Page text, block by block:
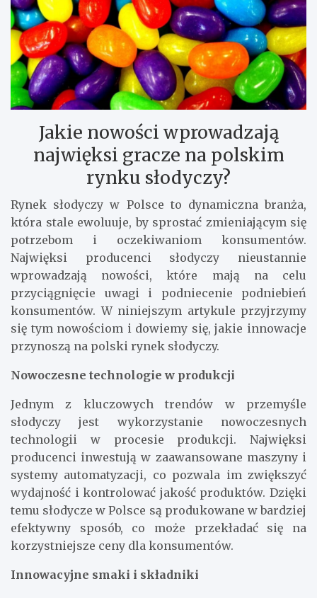
Jakie nowości wprowadzają
najwięksi gracze na polskim
rynku słodyczy?
Rynek słodyczy w Polsce to dynamiczna branża,
która stale ewoluuje, by sprostać zmieniającym się
potrzebom i oczekiwaniom konsumentów.
Najwięksi producenci słodyczy nieustannie
wprowadzają nowości, które mają na celu
przyciągnięcie uwagi i podniecenie podniebień
konsumentów. W niniejszym artykule przyjrzymy
się tym nowościom i dowiemy się, jakie innowacje
przynoszą na polski rynek słodyczy.
Nowoczesne technologie w produkcji
Jednym z kluczowych trendów w przemyśle
słodyczy jest wykorzystanie nowoczesnych
technologii w procesie produkcji. Najwięksi
producenci inwestują w zaawansowane maszyny i
systemy automatyzacji, co pozwala im zwiększyć
wydajność i kontrolować jakość produktów. Dzięki
temu słodycze w Polsce są produkowane w bardziej
efektywny sposób, co może przekładać się na
korzystniejsze ceny dla konsumentów.
Innowacyjne smaki i składniki